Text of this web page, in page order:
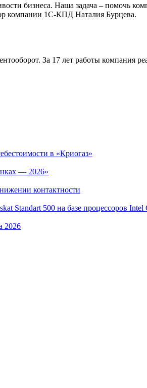
бизнеса. Наша задача – помочь
компании 1С-КПД Наталия Бурцева.
За 17 лет работы компания
в «Криогаз»
— 2026»
контактности
Standart 500 на базе процессоров Intel
2026